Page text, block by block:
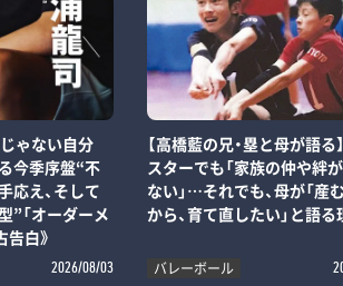
じゃない自分
今季序盤“不
応え、そして
”「オーダーメ
告白》
2026/08/03
【高橋藍の兄・塁と母が語る
スターでも「家族の仲や絆
ない」…それでも、母が「産
から、育て直したい」と語る
バレーボール